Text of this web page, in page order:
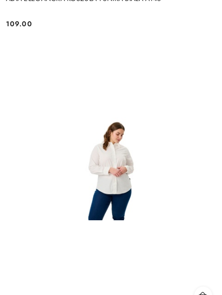
Cena:
109.00